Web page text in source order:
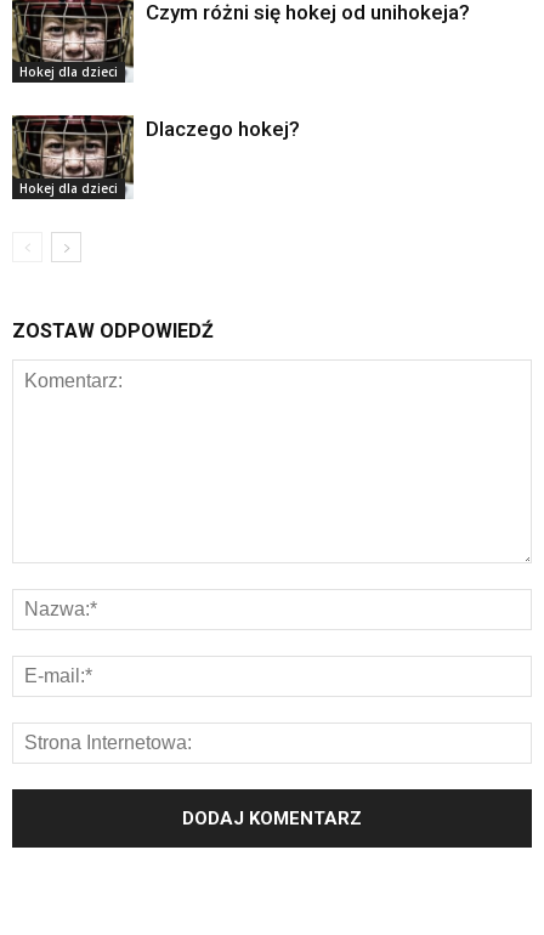
Hokej dla dzieci
Czym różni się hokej od unihokeja?
Hokej dla dzieci
Dlaczego hokej?
ZOSTAW ODPOWIEDŹ